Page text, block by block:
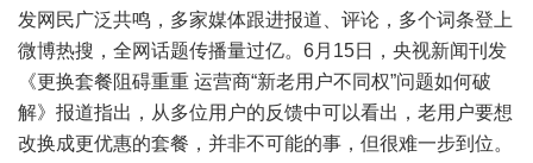
发网民广泛共鸣，多家媒体跟进报道、评论，多个词条登上
微博热搜，全网话题传播量过亿。6月15日，央视新闻刊发
《更换套餐阻碍重重 运营商“新老用户不同权”问题如何破
解》报道指出，从多位用户的反馈中可以看出，老用户要想
改换成更优惠的套餐，并非不可能的事，但很难一步到位。